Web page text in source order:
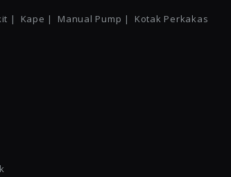
| Kape | Manual Pump | Kotak Perkakas